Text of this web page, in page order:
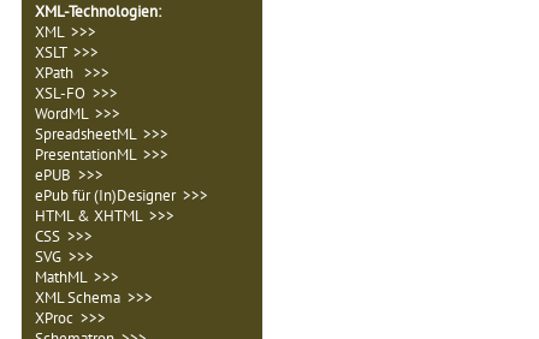
XML-Technologien:
XML >>>
XSLT >>>
XPath >>>
XSL-FO >>>
WordML >>>
SpreadsheetML >>>
PresentationML >>>
ePUB >>>
ePub für (In)Designer >>>
HTML & XHTML >>>
CSS >>>
SVG >>>
MathML >>>
XML Schema >>>
XProc >>>